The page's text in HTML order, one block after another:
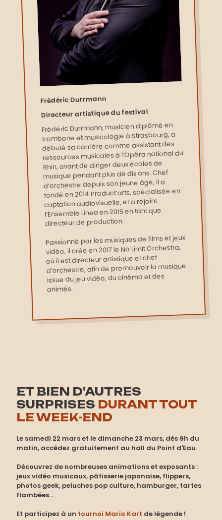
Frédéric Durrmann
Directeur artistique du festival
Frédéric Durrmann, musicien diplômé en
trombone et musicologie à Strasbourg, a
débuté sa carrière comme assistant des
ressources musicales à l’Opéra national du
Rhin, avant de diriger deux écoles de
musique pendant plus de dix ans. Chef
d’orchestre depuis son jeune âge, il a
fondé en 2014 Product’arts, spécialisée en
captation audiovisuelle, et a rejoint
l’Ensemble Linea en 2015 en tant que
directeur de production.
Passionné par les musiques de films et jeux
vidéo, il crée en 2017 le No Limit Orchestra,
où il est directeur artistique et chef
d’orchestre, afin de promouvoir la musique
issue du jeu vidéo, du cinéma et des
animés.
ET BIEN D'AUTRES
SURPRISES DURANT TOUT
LE WEEK-END
Le samedi 22 mars et le dimanche 23 mars, dès 9h du
matin, accédez gratuitement au hall du Point d'Eau.
Découvrez de nombreuses animations et exposants :
jeux vidéo musicaux, pâtisserie japonaise, flippers,
photos geek, peluches pop culture, hamburger, tartes
flambées...
Et participez à un tournoi Mario Kart de légende !